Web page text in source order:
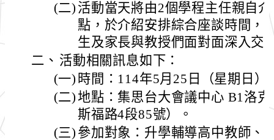
(二) 活動當天將由2個學程主任親自
點，於介紹安排綜合座談時間，
生及家長與教授們面對面深入交
二、 活動相關訊息如下：
(一) 時間：114年5月25日（星期日）
(二)地點：集思台大會議中心 B1洛
斯福路4段85號）。
(三) 參加對象：升學輔導高中教師、